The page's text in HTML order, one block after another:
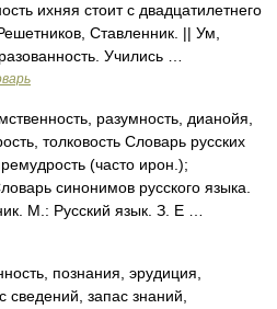
ихняя стоит с двадцатилетнего
Ставленник. || Ум,
Учились …
разумность, дианойя,
толковость Словарь русских
(часто ирон.);
синонимов русского языка.
М.: Русский язык. З. Е …
познания, эрудиция,
сведений, запас знаний,